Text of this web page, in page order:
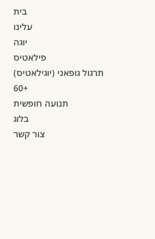
בית
עלינו
יוגה
פילאטיס
תרגול גופאני (יוגילאטיס)
60+
תנועה חופשית
בלוג
צור קשר